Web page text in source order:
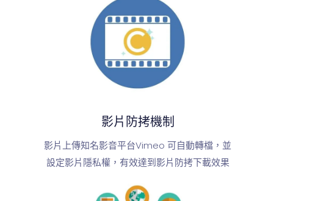
影片防拷機制
影片上傳知名影音平台Vimeo 可自動轉檔，並
設定影片隱私權，有效達到影片防拷下載效果